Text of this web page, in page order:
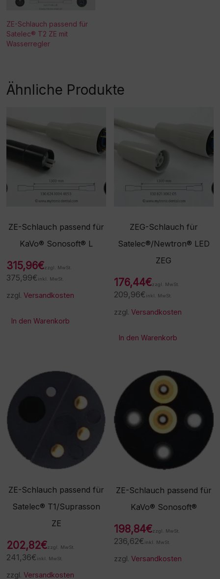
Verständnis! -
ahme /Umtausch nicht
möglich!
ZE-Schlauch passend für
Satelec® T2 ZE mit
Wasserregler
Ähnliche Produkte
ZE-Schlauch passend für
KaVo® Sonosoft® L
315,96€zzgl. MwSt.
375,99€ inkl. MwSt.
zzgl.Versandkosten
In den Warenkorb
ZEG-Schlauch für
Satelec®/Newtron® LED
ZEG
176,44€zzgl. MwSt.
209,96€ inkl. MwSt.
zzgl.Versandkosten
In den Warenkorb
ZE-Schlauch passend für
Satelec® T1/Suprasson
ZE
202,82€zzgl. MwSt.
241,36€ inkl. MwSt.
zzgl.Versandkosten
ZE-Schlauch passend für
KaVo® Sonosoft®
198,84€zzgl. MwSt.
236,62€ inkl. MwSt.
zzgl.Versandkosten